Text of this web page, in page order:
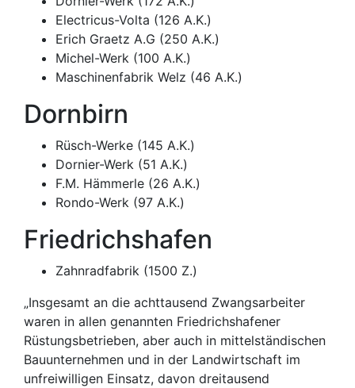
Electricus-Volta (126 A.K.)
Erich Graetz A.G (250 A.K.)
Michel-Werk (100 A.K.)
Maschinenfabrik Welz (46 A.K.)
Dornbirn
Rüsch-Werke (145 A.K.)
Dornier-Werk (51 A.K.)
F.M. Hämmerle (26 A.K.)
Rondo-Werk (97 A.K.)
Friedrichshafen
Zahnradfabrik (1500 Z.)
„Insgesamt an die achttausend Zwangsarbeiter
waren in allen genannten Friedrichshafener
Rüstungsbetrieben, aber auch in mittelständischen
Bauunternehmen und in der Landwirtschaft im
unfreiwilligen Einsatz, davon dreitausend